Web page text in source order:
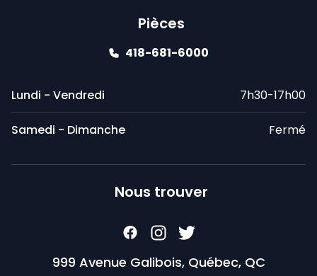
Pièces
418-681-6000
Lundi - Vendredi 7h30-17h00
Samedi - Dimanche Fermé
Nous trouver
999 Avenue Galibois, Québec, QC